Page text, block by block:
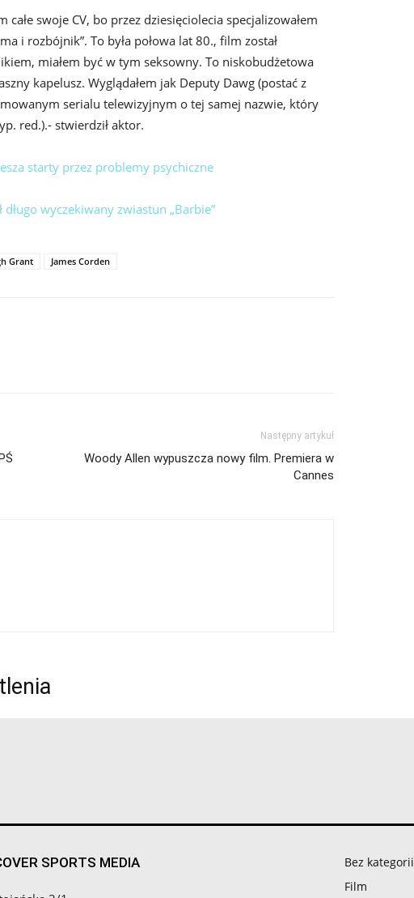
całe swoje CV, bo przez dziesięciolecia specjalizowałem
i rozbójnik”. To była połowa lat 80., film został
miałem być w tym seksowny. To niskobudżetowa
kapelusz. Wyglądałem jak Deputy Dawg (postać z
serialu telewizyjnym o tej samej nazwie, który
red.).- stwierdził aktor.
starty przez problemy psychiczne
wyczekiwany zwiastun „Barbie”
Grant James Corden
Następny artykuł
Woody Allen wypuszcza nowy film. Premiera w
Cannes
SPORTS MEDIA Bez kategorii
Film